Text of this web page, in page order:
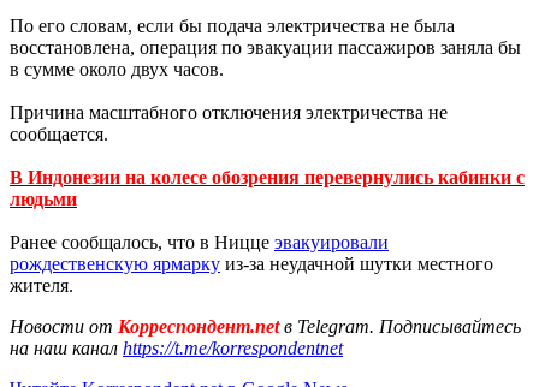
По его словам, если бы подача электричества не была
восстановлена, операция по эвакуации пассажиров заняла бы
в сумме около двух часов.
Причина масштабного отключения электричества не
сообщается.
В Индонезии на колесе обозрения перевернулись кабинки с
людьми
Ранее сообщалось, что в Ницце эвакуировали
рождественскую ярмарку из-за неудачной шутки местного
жителя.
Новости от Корреспондент.netв Telegram. Подписывайтесь
на наш канал https://t.me/korrespondentnet